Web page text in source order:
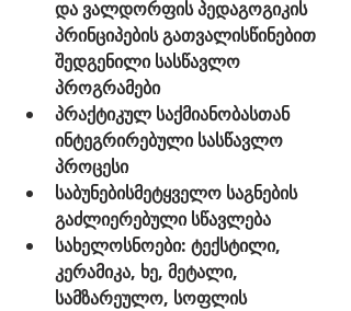
და ვალდორფის პედაგოგიკის
პრინციპების გათვალისწინებით
შედგენილი სასწავლო
პროგრამები
პრაქტიკულ საქმიანობასთან
ინტეგრირებული სასწავლო
პროცესი
საბუნებისმეტყველო საგნების
გაძლიერებული სწავლება
სახელოსნოები: ტექსტილი,
კერამიკა, ხე, მეტალი,
სამზარეულო, სოფლის